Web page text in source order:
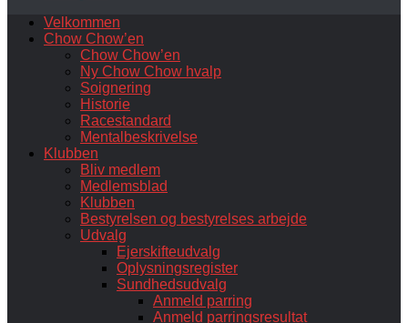
Velkommen
Chow Chow’en
Chow Chow’en
Ny Chow Chow hvalp
Soignering
Historie
Racestandard
Mentalbeskrivelse
Klubben
Bliv medlem
Medlemsblad
Klubben
Bestyrelsen og bestyrelses arbejde
Udvalg
Ejerskifteudvalg
Oplysningsregister
Sundhedsudvalg
Anmeld parring
Anmeld parringsresultat